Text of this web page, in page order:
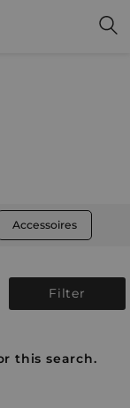
Accessoires
Filter
this search.